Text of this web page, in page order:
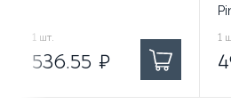
536.55
1 шт.
536.55 ₽
1